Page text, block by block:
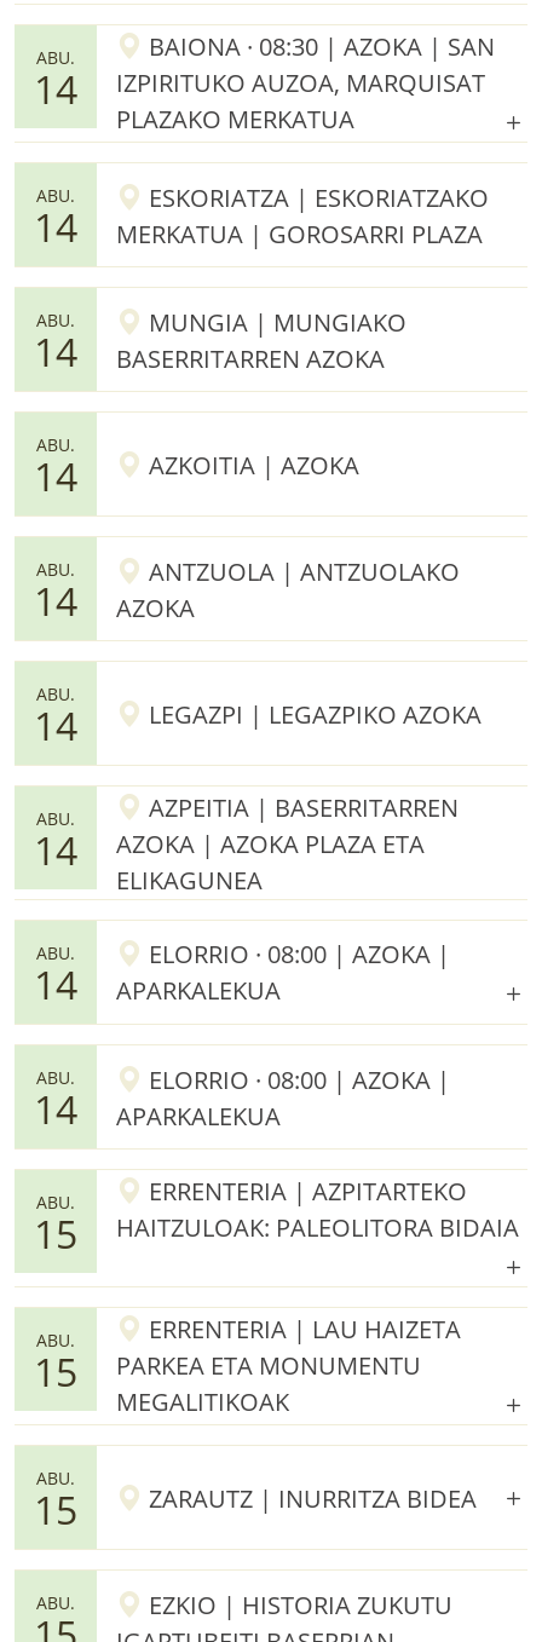
ABU.
14
BAIONA · 08:30 | AZOKA | SAN
IZPIRITUKO AUZOA, MARQUISAT
PLAZAKO MERKATUA
ABU.
14
ESKORIATZA | ESKORIATZAKO
MERKATUA | GOROSARRI PLAZA
ABU.
14
MUNGIA | MUNGIAKO
BASERRITARREN AZOKA
ABU.
14 AZKOITIA | AZOKA
ABU.
14
ANTZUOLA | ANTZUOLAKO
AZOKA
ABU.
14 LEGAZPI | LEGAZPIKO AZOKA
ABU.
14
AZPEITIA | BASERRITARREN
AZOKA | AZOKA PLAZA ETA
ELIKAGUNEA
ABU.
14
ELORRIO · 08:00 | AZOKA |
APARKALEKUA
ABU.
14
ELORRIO · 08:00 | AZOKA |
APARKALEKUA
ABU.
15
ERRENTERIA | AZPITARTEKO
HAITZULOAK: PALEOLITORA BIDAIA
ABU.
15
ERRENTERIA | LAU HAIZETA
PARKEA ETA MONUMENTU
MEGALITIKOAK
ABU.
15 ZARAUTZ | INURRITZA BIDEA
ABU.
EZKIO | HISTORIA ZUKUTU